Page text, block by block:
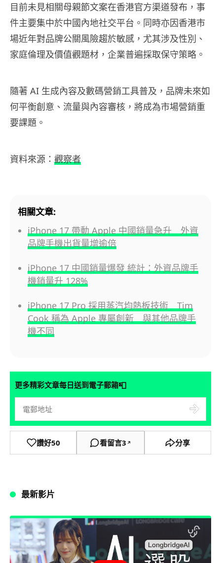
目前未見相關母親節文案在香港官方渠道發布，事
件主要集中於中國內地社交平台。同時亦因香港市
場近年對品牌公關風險趨於敏感，尤其涉及性別、
家庭倫理及價值觀題材，企業普遍採取保守策略。
隨著 AI 生成內容及數碼營銷工具普及，品牌未來如
何平衡創意、流量與內容審核，將成為市場營銷重
要課題。
資料來源： 觀察者
相關文章:
iPhone 17 帶動 Apple 中國銷量急升 外資
品牌手機出貨量增逾倍
iPhone 17 中國銷量爆發 統計：外資品牌手
機銷量升 128%
iPhone 17 Pro 採用蒸汽均熱板技術 Tim
Cook 稱為 Apple 專屬創新 與其他品牌手
機不同
更多精彩文章每日送到電子郵箱📮
讚好50 看留言3 ↗ 分享
最新影片